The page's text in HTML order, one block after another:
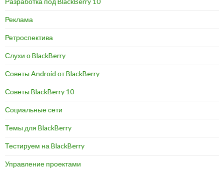
Реклама
Ретроспектива
Слухи о BlackBerry
Советы Android от BlackBerry
Советы BlackBerry 10
Социальные сети
Темы для BlackBerry
Тестируем на BlackBerry
Управление проектами